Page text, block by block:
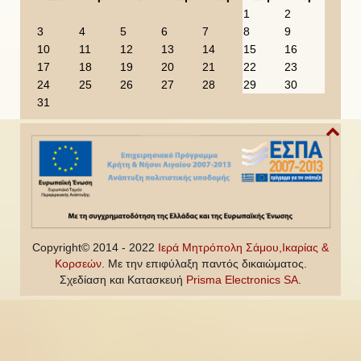
s
e
a
r
o
t
h
1
2
3
4 5 6 7 8
9
10
11 12 13 14 15
16
17
18 19 20 21 22
23
24
25 26 27 28 29
30
31
Copyright© 2014 - 2022 Ιερά Μητρόπολη Σάμου,Ικαρίας &
Κορσεών. Με την επιφύλαξη παντός δικαιώματος.
Σχεδίαση και Κατασκευή Prisma Electronics SA